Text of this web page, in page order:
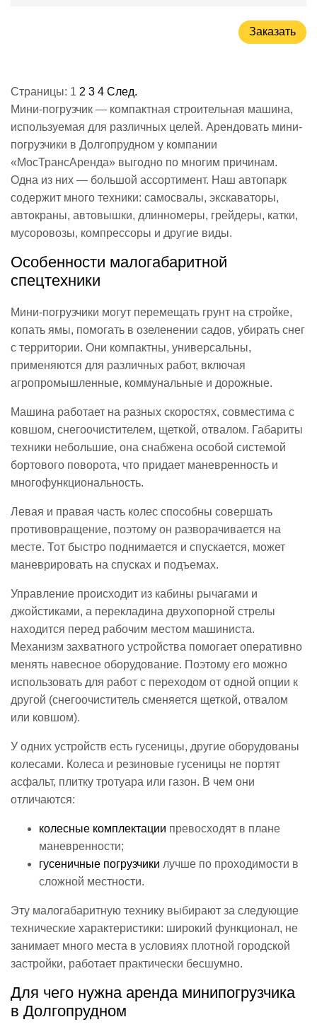
Заказать
Страницы: 1 2 3 4 След.
Мини-погрузчик — компактная строительная машина,
используемая для различных целей. Арендовать мини-
погрузчики в Долгопрудном у компании
«МосТрансАренда» выгодно по многим причинам.
Одна из них — большой ассортимент. Наш автопарк
содержит много техники: самосвалы, экскаваторы,
автокраны, автовышки, длинномеры, грейдеры, катки,
мусоровозы, компрессоры и другие виды.
Особенности малогабаритной
спецтехники
Мини-погрузчики могут перемещать грунт на стройке,
копать ямы, помогать в озеленении садов, убирать снег
с территории. Они компактны, универсальны,
применяются для различных работ, включая
агропромышленные, коммунальные и дорожные.
Машина работает на разных скоростях, совместима с
ковшом, снегоочистителем, щеткой, отвалом. Габариты
техники небольшие, она снабжена особой системой
бортового поворота, что придает маневренность и
многофункциональность.
Левая и правая часть колес способны совершать
противовращение, поэтому он разворачивается на
месте. Тот быстро поднимается и спускается, может
маневрировать на спусках и подъемах.
Управление происходит из кабины рычагами и
джойстиками, а перекладина двухопорной стрелы
находится перед рабочим местом машиниста.
Механизм захватного устройства помогает оперативно
менять навесное оборудование. Поэтому его можно
использовать для работ с переходом от одной опции к
другой (снегоочиститель сменяется щеткой, отвалом
или ковшом).
У одних устройств есть гусеницы, другие оборудованы
колесами. Колеса и резиновые гусеницы не портят
асфальт, плитку тротуара или газон. В чем они
отличаются:
колесные комплектации превосходят в плане
маневренности;
гусеничные погрузчики лучше по проходимости в
сложной местности.
Эту малогабаритную технику выбирают за следующие
технические характеристики: широкий функционал, не
занимает много места в условиях плотной городской
застройки, работает практически бесшумно.
Для чего нужна аренда минипогрузчика
в Долгопрудном